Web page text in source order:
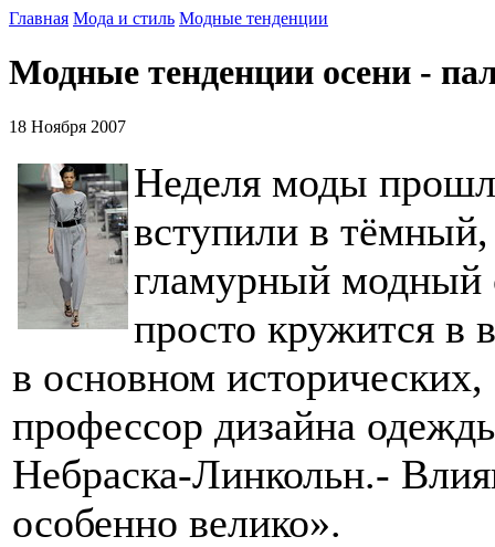
Главная Мода и стиль Модные тенденции
Модные тенденции осени -
18 Ноября 2007
Неделя моды
вступили в
гламурный модный
просто кружится в
в основном исторических,
профессор дизайна
Небраска-Линкольн.-
особенно велико».